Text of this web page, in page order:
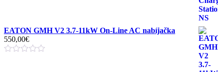
EATON GMH V2 3.7-11kW On-Line AC nabíjačka
550,00€